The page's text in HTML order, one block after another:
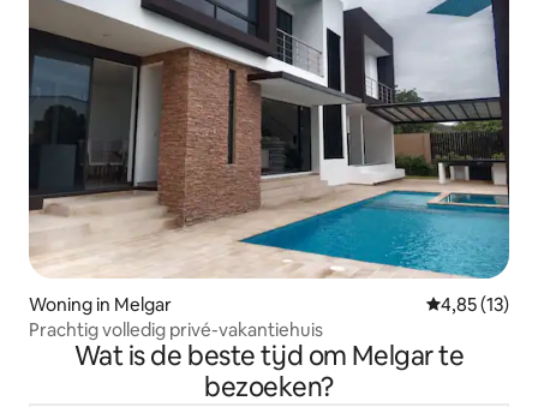
Woning in Melgar Gemiddelde
4,85 (13)
Prachtig volledig privé-vakantiehuis
Wat is de beste tijd om Melgar te
bezoeken?